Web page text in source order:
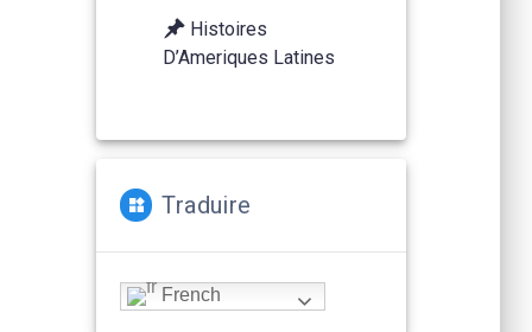
Histoires
D’Ameriques Latines
Traduire
French